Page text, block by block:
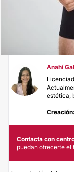
Anahí
estética,
Contacta con
puedan ofrecerte el